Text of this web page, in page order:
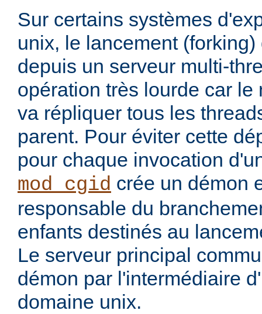
Sur certains systèmes
unix, le lancement
depuis un serveur multi-
opération très lourde car
va répliquer tous les
parent. Pour éviter cette
pour chaque invocation
mod_cgid crée un démon
responsable du
enfants destinés au
Le serveur principal
démon par l'intermédiaire
domaine unix.